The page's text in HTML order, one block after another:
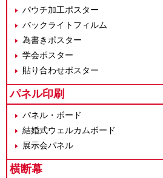
パウチ加工ポスター
バックライトフィルム
為書きポスター
学会ポスター
貼り合わせポスター
パネル印刷
パネル・ボード
結婚式ウェルカムボード
展示会パネル
横断幕